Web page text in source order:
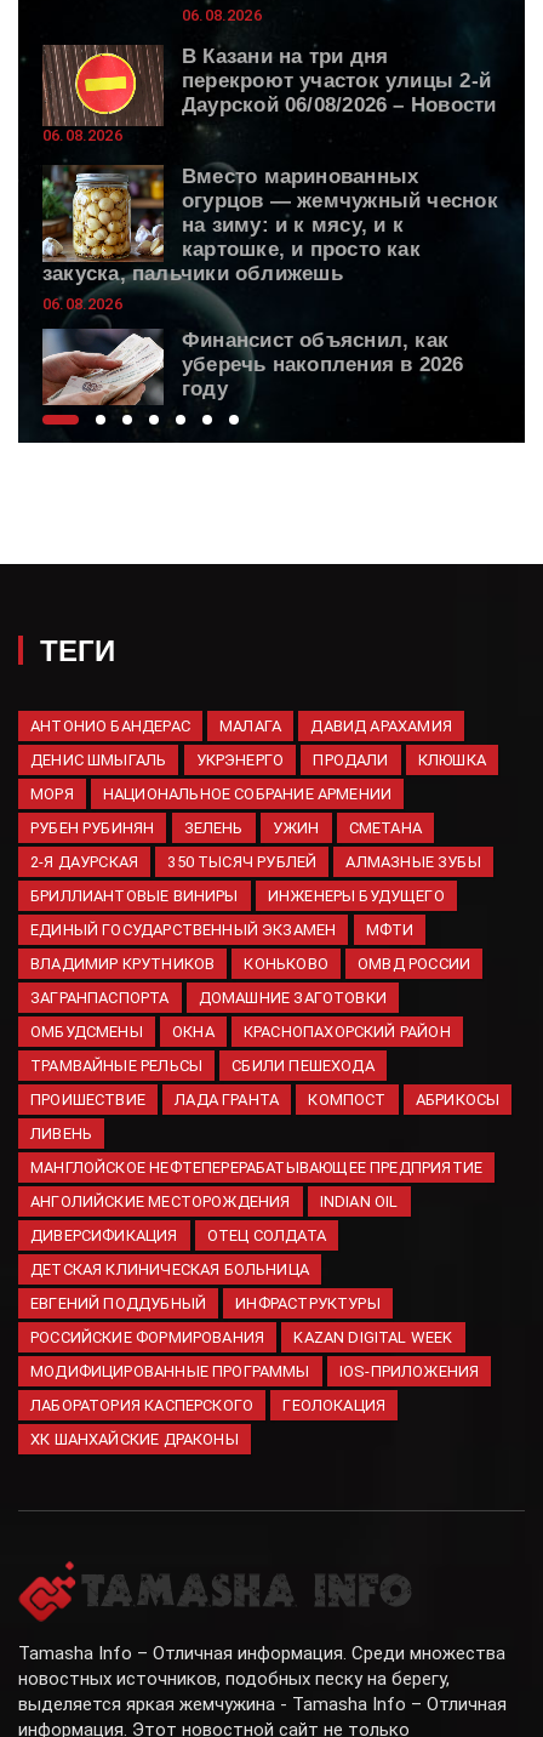
06.08.2026
В Казани на три дня
перекроют участок улицы 2-й
Даурской 06/08/2026 – Новости
06.08.2026
Вместо маринованных
огурцов — жемчужный чеснок
на зиму: и к мясу, и к
картошке, и просто как
закуска, пальчики оближешь
06.08.2026
Финансист объяснил, как
уберечь накопления в 2026
году
06.08.2026
шесть новых товарных знаков
в России
06.08.2026
Минобороны вновь сообщило
об ударах по украинской
логистике
06.08.2026
Ученые ДГТУ создали
средство для лечения травм
мозга из медуз Азовского
моря
06.08.2026
ЛНР планирует завершить
строительство водозабора к
06.08.2026
ТЕГИ
АНТОНИО БАНДЕРАС МАЛАГА
ДАВИД АРАХАМИЯ
ДЕНИС ШМЫГАЛЬ
УКРЭНЕРГО ПРОДАЛИ
КЛЮШКА
МОРЯ
НАЦИОНАЛЬНОЕ СОБРАНИЕ АРМЕНИИ
РУБЕН РУБИНЯН
ЗЕЛЕНЬ УЖИН
СМЕТАНА
2-Я ДАУРСКАЯ
350 ТЫСЯЧ РУБЛЕЙ
АЛМАЗНЫЕ ЗУБЫ
БРИЛЛИАНТОВЫЕ ВИНИРЫ
ИНЖЕНЕРЫ БУДУЩЕГО
ЕДИНЫЙ ГОСУДАРСТВЕННЫЙ ЭКЗАМЕН
МФТИ
ВЛАДИМИР КРУТНИКОВ
КОНЬКОВО
ОМВД РОССИИ
ЗАГРАНПАСПОРТА
ДОМАШНИЕ ЗАГОТОВКИ
ОМБУДСМЕНЫ
ОКНА
КРАСНОПАХОРСКИЙ РАЙОН
ТРАМВАЙНЫЕ РЕЛЬСЫ
СБИЛИ ПЕШЕХОДА
ПРОИШЕСТВИЕ
ЛАДА ГРАНТА КОМПОСТ
АБРИКОСЫ
ЛИВЕНЬ
МАНГЛОЙСКОЕ НЕФТЕПЕРЕРАБАТЫВАЮЩЕЕ ПРЕДПРИЯТИЕ
АНГОЛИЙСКИЕ МЕСТОРОЖДЕНИЯ
INDIAN OIL
ДИВЕРСИФИКАЦИЯ
ОТЕЦ СОЛДАТА
ДЕТСКАЯ КЛИНИЧЕСКАЯ БОЛЬНИЦА
ЕВГЕНИЙ ПОДДУБНЫЙ
ИНФРАСТРУКТУРЫ
РОССИЙСКИЕ ФОРМИРОВАНИЯ
KAZAN DIGITAL WEEK
МОДИФИЦИРОВАННЫЕ ПРОГРАММЫ
IOS-ПРИЛОЖЕНИЯ
ЛАБОРАТОРИЯ КАСПЕРСКОГО
ГЕОЛОКАЦИЯ
ХК ШАНХАЙСКИЕ ДРАКОНЫ
Tamasha Info – Отличная информация. Среди множества
новостных источников, подобных песку на берегу,
выделяется яркая жемчужина - Tamasha Info – Отличная
информация. Этот новостной сайт не только